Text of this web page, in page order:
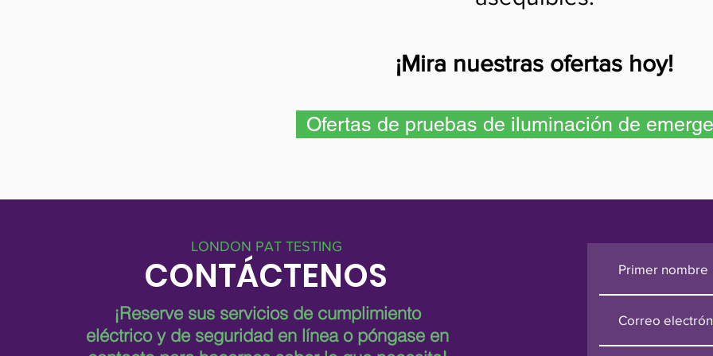
¡Mira nuestras ofertas hoy!
Ofertas de pruebas de iluminación de
LONDON PAT TESTING
CONTÁCTENOS
¡Reserve sus servicios de cumplimiento
eléctrico y de seguridad en línea o póngase en